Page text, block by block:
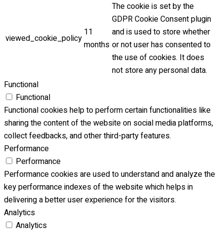
(odbor prekladateľský)
ÚDAJOV
faktúry
a oznamy
viewed_cookie_policy
11
months
The cookie is set by the
GDPR Cookie Consent plugin
and is used to store whether
or not user has consented to
the use of cookies. It does
not store any personal data.
Functional
Functional
Functional cookies help to perform certain functionalities like
sharing the content of the website on social media platforms,
collect feedbacks, and other third-party features.
Performance
Performance
Performance cookies are used to understand and analyze the
key performance indexes of the website which helps in
delivering a better user experience for the visitors.
Analytics
Analytics